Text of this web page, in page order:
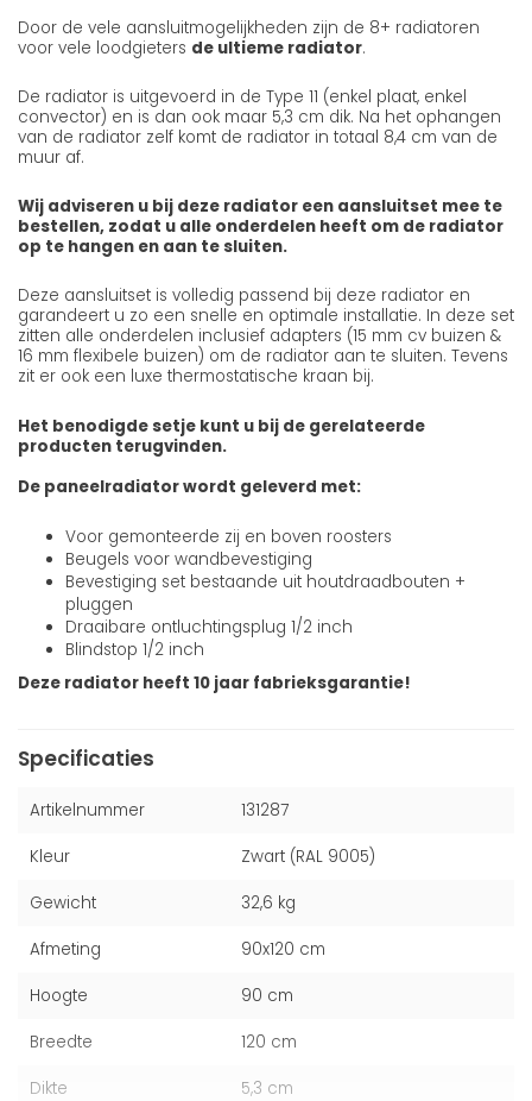
Door de vele aansluitmogelijkheden zijn de 8+ radiatoren
voor vele loodgieters de ultieme radiator.
De radiator is uitgevoerd in de Type 11 (enkel plaat, enkel
convector) en is dan ook maar 5,3 cm dik. Na het ophangen
van de radiator zelf komt de radiator in totaal 8,4 cm van de
muur af.
Wij adviseren u bij deze radiator een aansluitset mee te
bestellen, zodat u alle onderdelen heeft om de radiator
op te hangen en aan te sluiten.
Deze aansluitset is volledig passend bij deze radiator en
garandeert u zo een snelle en optimale installatie. In deze set
zitten alle onderdelen inclusief adapters (15 mm cv buizen &
16 mm flexibele buizen) om de radiator aan te sluiten. Tevens
zit er ook een luxe thermostatische kraan bij.
Het benodigde setje kunt u bij de gerelateerde
producten terugvinden.
De paneelradiator wordt geleverd met:
Voor gemonteerde zij en boven roosters
Beugels voor wandbevestiging
Bevestiging set bestaande uit houtdraadbouten +
pluggen
Draaibare ontluchtingsplug 1/2 inch
Blindstop 1/2 inch
Deze radiator heeft 10 jaar fabrieksgarantie!
Specificaties
Artikelnummer 131287
Kleur Zwart (RAL 9005)
Gewicht 32,6 kg
Afmeting 90x120 cm
Hoogte 90 cm
Breedte 120 cm
Dikte 5,3 cm